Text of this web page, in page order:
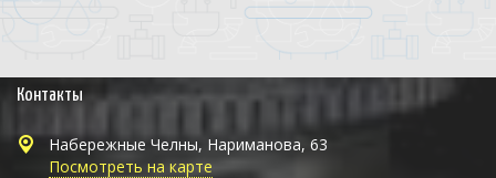
Контакты
Набережные Челны, Нариманова, 63
Посмотреть на карте